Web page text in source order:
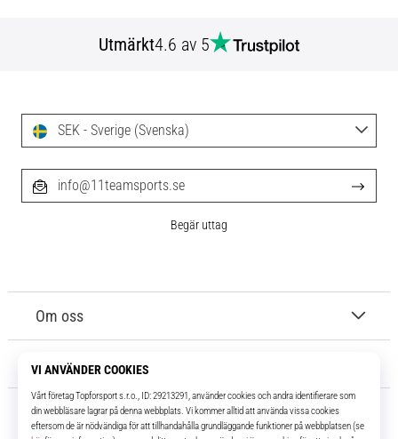
Utmärkt4.6 av 5
Om oss
Kundtjänst
SEK - Sverige (Svenska)
info@11teamsports.se
Begär uttag